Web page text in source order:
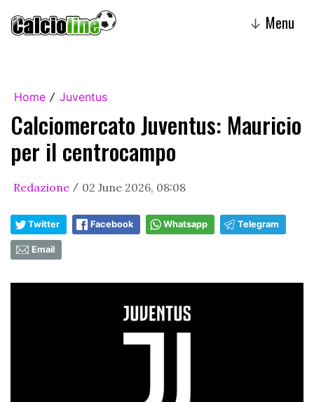
↓ Menu
Home / Juventus
Calciomercato Juventus: Mauricio
per il centrocampo
Redazione / 02 June 2026, 08:08
Twitter Facebook Whatsapp Telegram
Email